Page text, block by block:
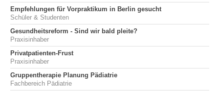
Empfehlungen für Vorpraktikum in Berlin gesucht
Schüler & Studenten
Gesundheitsreform - Sind wir bald pleite?
Praxisinhaber
Privatpatienten-Frust
Praxisinhaber
Gruppentherapie Planung Pädiatrie
Fachbereich Pädiatrie